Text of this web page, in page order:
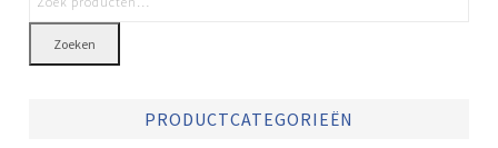
Zoeken
PRODUCTCATEGORIEËN